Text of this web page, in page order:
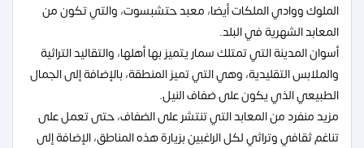
الملوك ووادي الملكات أيضا، معبد حتشبسوت، والتي تكون من
المعابد الشهرية في البلد.
أسوان المدينة التي تمتلك سمار يتميز بها أهلها، والتقاليد التراثية
والملابس التقليدية، وهي التي تميز المنطقة، بالإضافة إلى الجمال
الطبيعي الذي يكون على ضفاف النيل.
مزيد منفرد من المعابد التي تنتشر على الضفاف، حتى تعمل على
تناغم ثقافي وتراثي لكل الراغبين بزيارة هذه المناطق، الإضافة إلى